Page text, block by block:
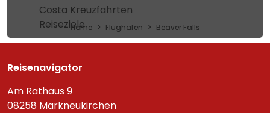
Costa Kreuzfahrten
Reiseziele
Home Flughafen Beaver Falls
Reisenavigator
Am Rathaus 9
08258 Markneukirchen